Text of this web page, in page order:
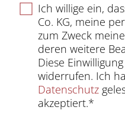
Ich willige ein,
Co. KG, meine
zum Zweck
deren weitere
Diese
widerrufen. Ich
Datenschutz
akzeptiert.*